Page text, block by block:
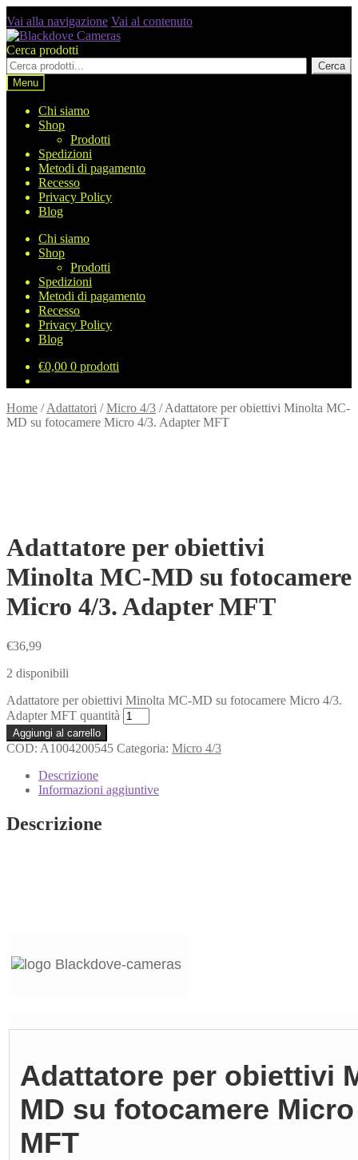
Vai alla navigazione Vai al contenuto
Cerca prodotti
Cerca
Menu
Chi siamo
Shop
Prodotti
Spedizioni
Metodi di pagamento
Recesso
Privacy Policy
Blog
Chi siamo
Shop
Prodotti
Spedizioni
Metodi di pagamento
Recesso
Privacy Policy
Blog
€0,00 0 prodotti
Home /Adattatori /Micro 4/3 /Adattatore per obiettivi Minolta MC-
MD su fotocamere Micro 4/3. Adapter MFT
Adattatore per obiettivi
Minolta MC-MD su fotocamere
Micro 4/3. Adapter MFT
€36,99
2 disponibili
Adattatore per obiettivi Minolta MC-MD su fotocamere Micro 4/3.
Adapter MFT quantità
Aggiungi al carrello
COD: A1004200545 Categoria: Micro 4/3
Descrizione
Informazioni aggiuntive
Descrizione
Adattatore per obiettivi
MD su fotocamere
MFT